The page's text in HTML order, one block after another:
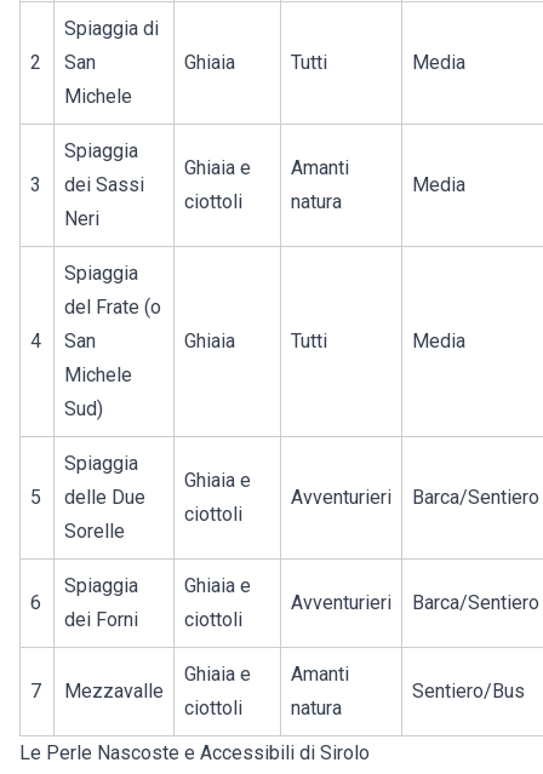
2
Spiaggia di
San
Michele
Ghiaia Tutti Media
3
Spiaggia
dei Sassi
Neri
Ghiaia e
ciottoli
Amanti
natura
Media
4
Spiaggia
del Frate (o
San
Michele
Sud)
Ghiaia Tutti Media
5
Spiaggia
delle Due
Sorelle
Ghiaia e
ciottoli
Avventurieri Barca/Sentiero
6
Spiaggia
dei Forni
Ghiaia e
ciottoli
Avventurieri Barca/Sentiero
7 Mezzavalle
Ghiaia e
ciottoli
Amanti
natura
Sentiero/Bus
Le Perle Nascoste e Accessibili di Sirolo